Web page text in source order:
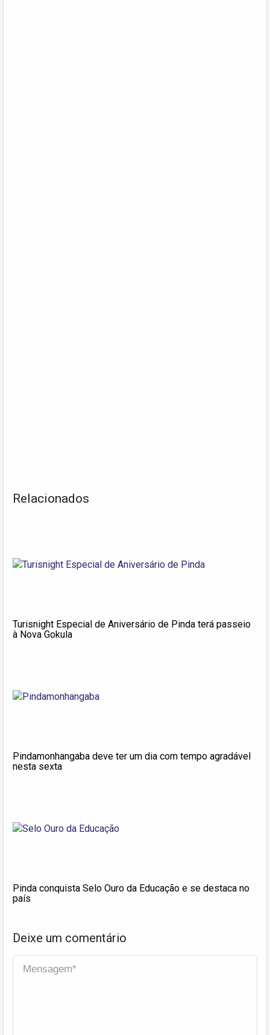
Relacionados
Turisnight Especial de Aniversário de Pinda terá passeio
à Nova Gokula
Pindamonhangaba deve ter um dia com tempo agradável
nesta sexta
Pinda conquista Selo Ouro da Educação e se destaca no
país
Deixe um comentário